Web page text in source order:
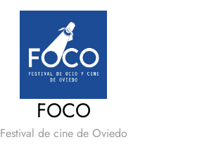
FOCO
Festival de cine de Oviedo